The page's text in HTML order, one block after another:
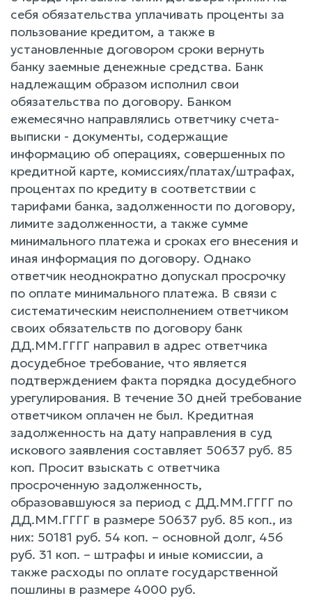
себя обязательства уплачивать проценты за
пользование кредитом, а также в
установленные договором сроки вернуть
банку заемные денежные средства. Банк
надлежащим образом исполнил свои
обязательства по договору. Банком
ежемесячно направлялись ответчику счета-
выписки - документы, содержащие
информацию об операциях, совершенных по
кредитной карте, комиссиях/платах/штрафах,
процентах по кредиту в соответствии с
тарифами банка, задолженности по договору,
лимите задолженности, а также сумме
минимального платежа и сроках его внесения и
иная информация по договору. Однако
ответчик неоднократно допускал просрочку
по оплате минимального платежа. В связи с
систематическим неисполнением ответчиком
своих обязательств по договору банк
ДД.ММ.ГГГГ направил в адрес ответчика
досудебное требование, что является
подтверждением факта порядка досудебного
урегулирования. В течение 30 дней требование
ответчиком оплачен не был. Кредитная
задолженность на дату направления в суд
искового заявления составляет 50637 руб. 85
коп. Просит взыскать с ответчика
просроченную задолженность,
образовавшуюся за период с ДД.ММ.ГГГГ по
ДД.ММ.ГГГГ в размере 50637 руб. 85 коп., из
них: 50181 руб. 54 коп. – основной долг, 456
руб. 31 коп. – штрафы и иные комиссии, а
также расходы по оплате государственной
пошлины в размере 4000 руб.